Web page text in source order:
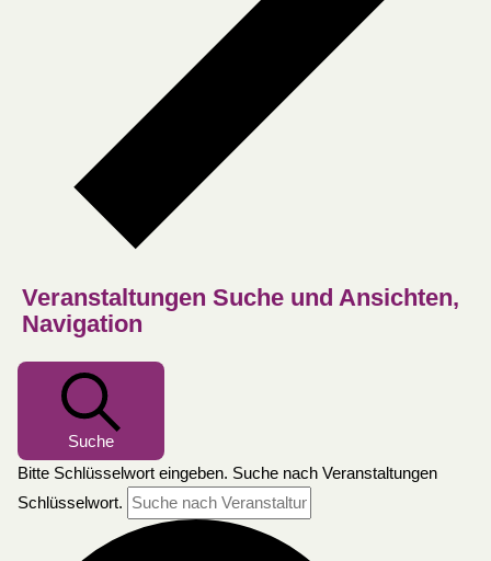
Veranstaltungen Suche und Ansichten,
Navigation
Suche
Bitte Schlüsselwort eingeben. Suche nach Veranstaltungen
Schlüsselwort.